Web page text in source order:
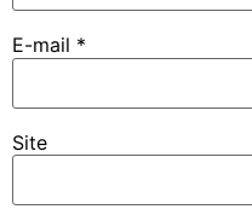
E-mail *
Site